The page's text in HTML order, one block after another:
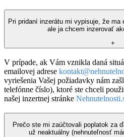
Pri pridaní inzerátu mi vypisuje, že ma
ale ja chcem inzerovať
+
V prípade, ak Vám vznikla daná
emailovej adrese
vyriešenia Vašej požiadavky nám
telefónne číslo), ktoré ste chceli
našej inzertnej stránke
Prečo ste mi zaúčtovali poplatok za
už neaktuálny (nehnuteľnosť